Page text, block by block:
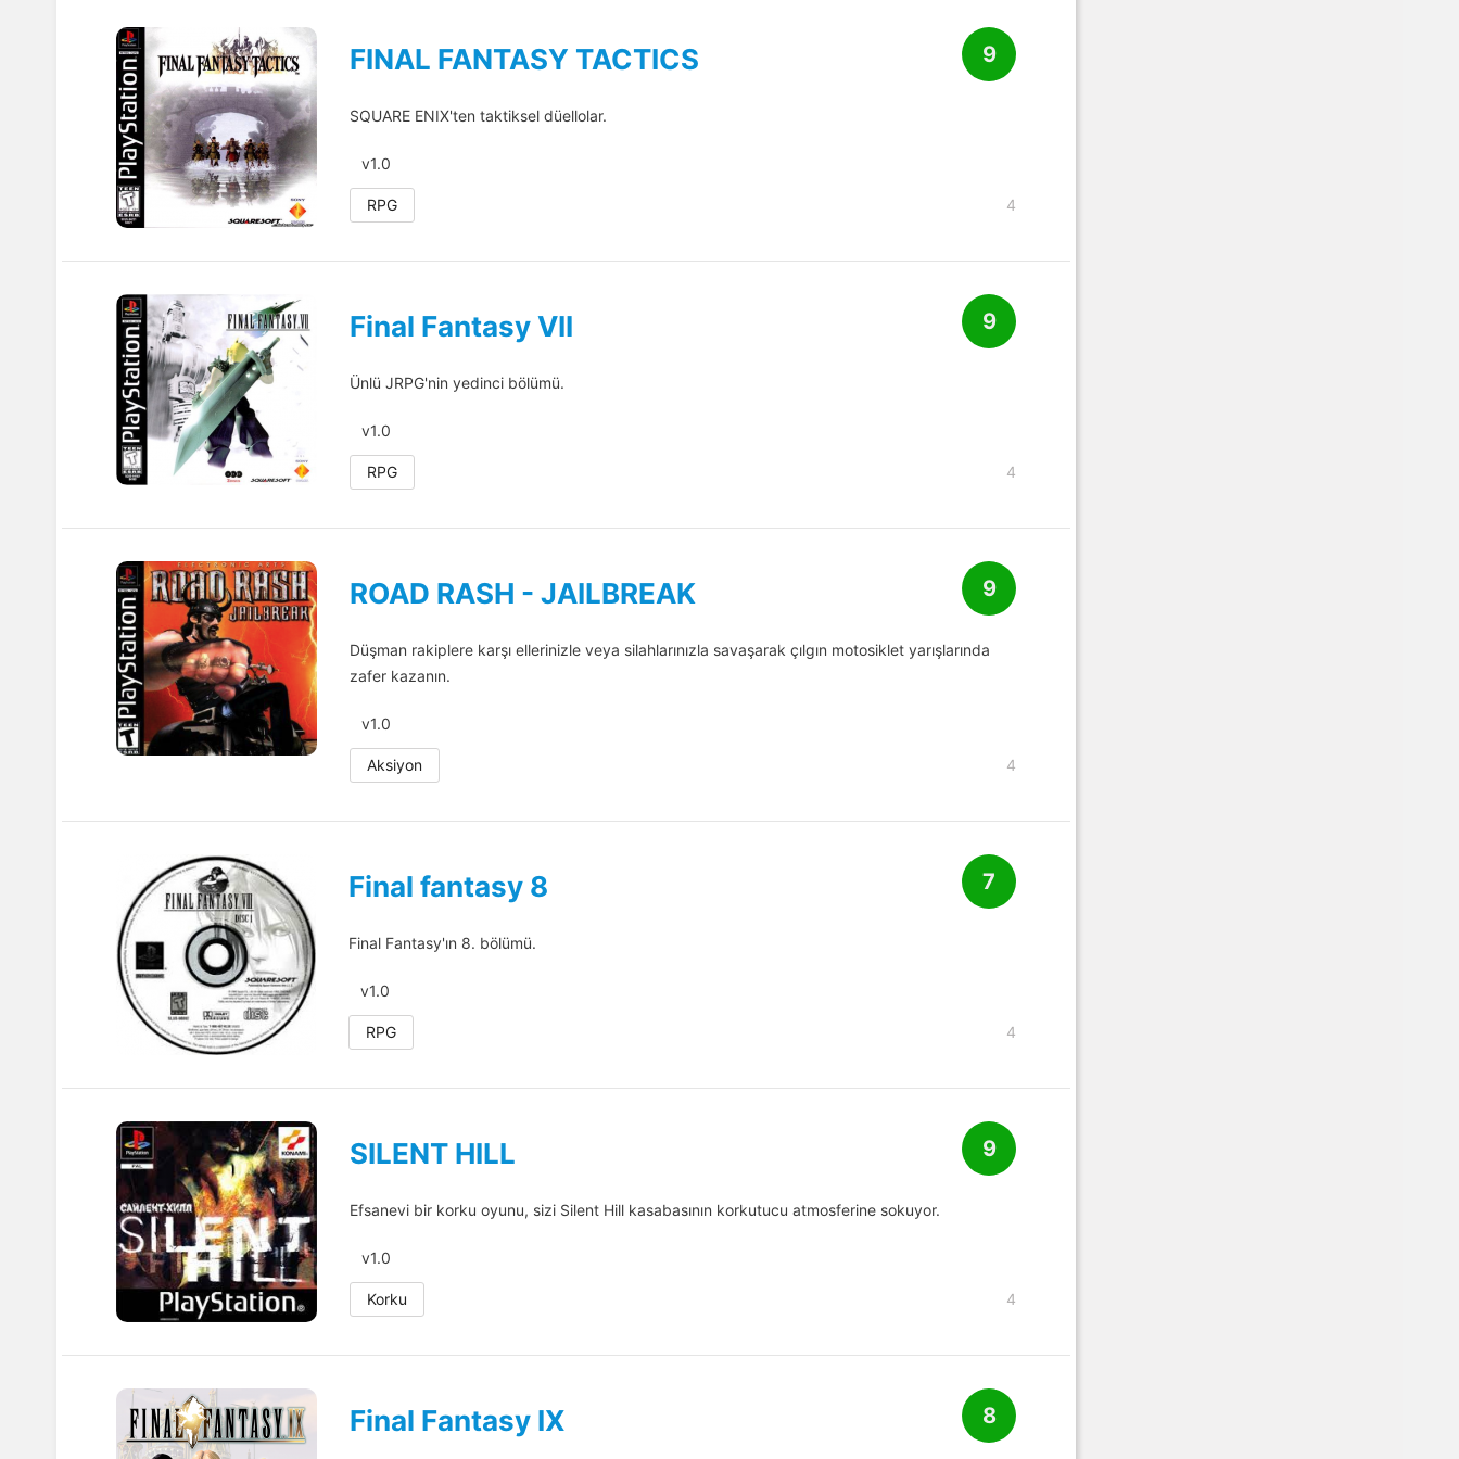
9
FINAL FANTASY TACTICS
SQUARE ENIX'ten taktiksel düellolar.
v1.0
RPG 4
9
Final Fantasy VII
Ünlü JRPG'nin yedinci bölümü.
v1.0
RPG 4
9
ROAD RASH - JAILBREAK
Düşman rakiplere karşı ellerinizle veya silahlarınızla savaşarak çılgın motosiklet yarışlarında
zafer kazanın.
v1.0
Aksiyon 4
7
Final fantasy 8
Final Fantasy'ın 8. bölümü.
v1.0
RPG 4
9
SILENT HILL
Efsanevi bir korku oyunu, sizi Silent Hill kasabasının korkutucu atmosferine sokuyor.
v1.0
Korku 4
8
Final Fantasy IX